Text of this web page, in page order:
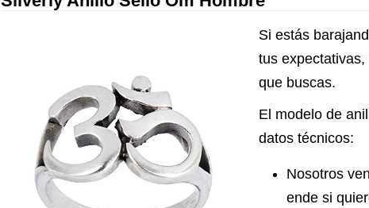
Si estás
tus
que buscas.
El modelo de
datos técnicos:
Nosotros
ende si